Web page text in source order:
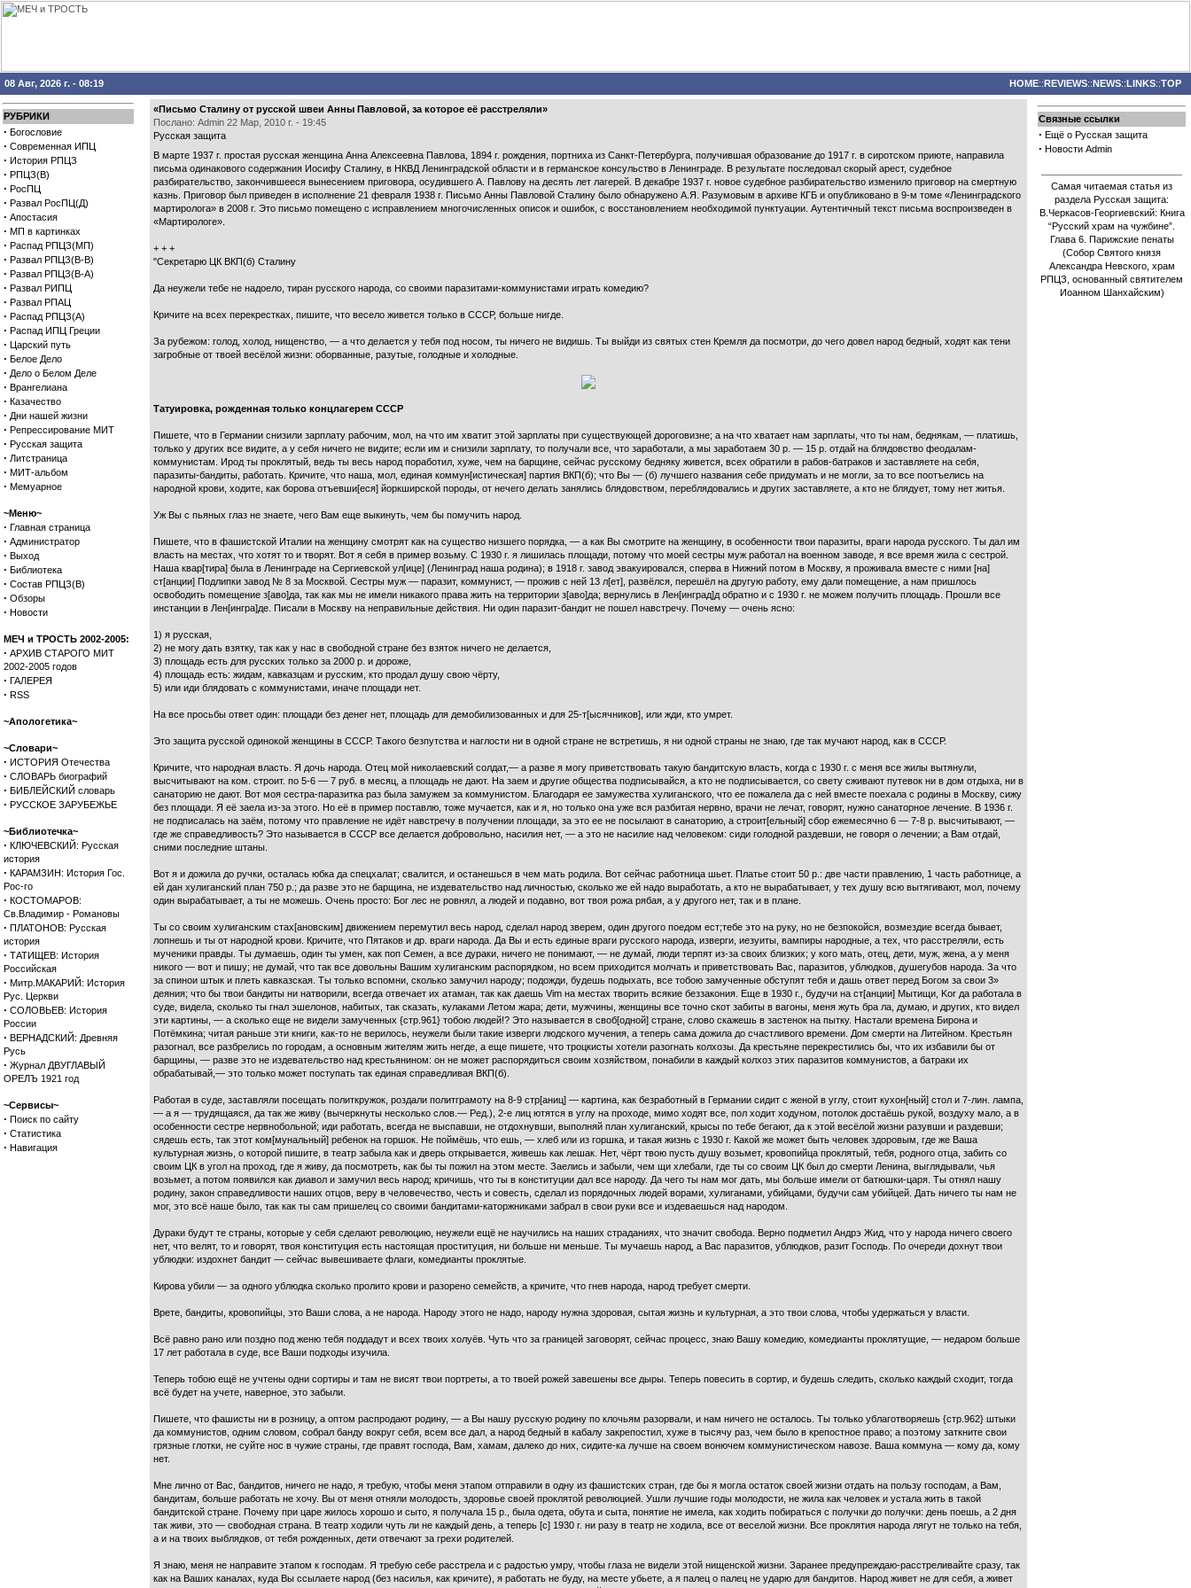
08 Авг, 2026 г. - 08:19 HOME::REVIEWS::NEWS::LINKS::TOP
РУБРИКИ
· Богословие
· Современная ИПЦ
· История РПЦЗ
· РПЦЗ(В)
· РосПЦ
· Развал РосПЦ(Д)
· Апостасия
· МП в картинках
· Распад РПЦЗ(МП)
· Развал РПЦЗ(В-В)
· Развал РПЦЗ(В-А)
· Развал РИПЦ
· Развал РПАЦ
· Распад РПЦЗ(А)
· Распад ИПЦ Греции
· Царский путь
· Белое Дело
· Дело о Белом Деле
· Врангелиана
· Казачество
· Дни нашей жизни
· Репрессирование МИТ
· Русская защита
· Литстраница
· МИТ-альбом
· Мемуарное
~Меню~
· Главная страница
· Администратор
· Выход
· Библиотека
· Состав РПЦЗ(В)
· Обзоры
· Новости
МЕЧ и ТРОСТЬ 2002-2005:
· АРХИВ СТАРОГО МИТ
2002-2005 годов
· ГАЛЕРЕЯ
· RSS
~Апологетика~
~Словари~
· ИСТОРИЯ Отечества
· СЛОВАРЬ биографий
· БИБЛЕЙСКИЙ словарь
· РУССКОЕ ЗАРУБЕЖЬЕ
~Библиотечка~
· КЛЮЧЕВСКИЙ: Русская
история
· КАРАМЗИН: История Гос.
Рос-го
· КОСТОМАРОВ:
Св.Владимир - Романовы
· ПЛАТОНОВ: Русская
история
· ТАТИЩЕВ: История
Российская
· Митр.МАКАРИЙ: История
Рус. Церкви
· СОЛОВЬЕВ: История
России
· ВЕРНАДСКИЙ: Древняя
Русь
· Журнал ДВУГЛАВЫЙ
ОРЕЛЪ 1921 год
~Сервисы~
· Поиск по сайту
· Статистика
· Навигация
«Письмо Сталину от русской швеи Анны Павловой, за которое её расстреляли»
Послано: Admin 22 Мар, 2010 г. - 19:45
Русская защита
В марте 1937 г. простая русская женщина Анна Алексеевна Павлова, 1894 г. рождения, портниха из Санкт-Петербурга, получившая образование до 1917 г. в сиротском приюте, направила
письма одинакового содержания Иосифу Сталину, в НКВД Ленинградской области и в германское консульство в Ленинграде. В результате последовал скорый арест, судебное
разбирательство, закончившееся вынесением приговора, осудившего А. Павлову на десять лет лагерей. В декабре 1937 г. новое судебное разбирательство изменило приговор на смертную
казнь. Приговор был приведен в исполнение 21 февраля 1938 г. Письмо Анны Павловой Сталину было обнаружено А.Я. Разумовым в архиве КГБ и опубликовано в 9-м томе «Ленинградского
мартиролога» в 2008 г. Это письмо помещено с исправлением многочисленных описок и ошибок, с восстановлением необходимой пунктуации. Аутентичный текст письма воспроизведен в
«Мартирологе».
+ + +
"Секретарю ЦК ВКП(б) Сталину
Да неужели тебе не надоело, тиран русского народа, со своими паразитами-коммунистами играть комедию?
Кричите на всех перекрестках, пишите, что весело живется только в СССР, больше нигде.
За рубежом: голод, холод, нищенство, — а что делается у тебя под носом, ты ничего не видишь. Ты выйди из святых стен Кремля да посмотри, до чего довел народ бедный, ходят как тени
загробные от твоей весёлой жизни: оборванные, разутые, голодные и холодные.
Татуировка, рожденная только концлагерем СССР
Пишете, что в Германии снизили зарплату рабочим, мол, на что им хватит этой зарплаты при существующей дороговизне; а на что хватает нам зарплаты, что ты нам, беднякам, — платишь,
только у других все видите, а у себя ничего не видите; если им и снизили зарплату, то получали все, что заработали, а мы заработаем 30 р. — 15 р. отдай на блядовство феодалам-
коммунистам. Ирод ты проклятый, ведь ты весь народ поработил, хуже, чем на барщине, сейчас русскому бедняку живется, всех обратили в рабов-батраков и заставляете на себя,
паразиты-бандиты, работать. Кричите, что наша, мол, единая коммун[истическая] партия ВКП(б); что Вы — (б) лучшего названия себе придумать и не могли, за то все поотъелись на
народной крови, ходите, как борова отъевши[еся] йоркширской породы, от нечего делать занялись блядовством, переблядовались и других заставляете, а кто не блядует, тому нет житья.
Уж Вы с пьяных глаз не знаете, чего Вам еще выкинуть, чем бы помучить народ.
Пишете, что в фашистской Италии на женщину смотрят как на существо низшего порядка, — а как Вы смотрите на женщину, в особенности твои паразиты, враги народа русского. Ты дал им
власть на местах, что хотят то и творят. Вот я себя в пример возьму. С 1930 г. я лишилась площади, потому что моей сестры муж работал на военном заводе, я все время жила с сестрой.
Наша квар[тира] была в Ленинграде на Сергиевской ул[ице] (Ленинград наша родина); в 1918 г. завод эвакуировался, сперва в Нижний потом в Москву, я проживала вместе с ними [на]
ст[анции] Подлипки завод № 8 за Москвой. Сестры муж — паразит, коммунист, — прожив с ней 13 л[ет], развёлся, перешёл на другую работу, ему дали помещение, а нам пришлось
освободить помещение з[аво]да, так как мы не имели никакого права жить на территории з[аво]да; вернулись в Лен[инград]д обратно и с 1930 г. не можем получить площадь. Прошли все
инстанции в Лен[ингра]де. Писали в Москву на неправильные действия. Ни один паразит-бандит не пошел навстречу. Почему — очень ясно:
1) я русская,
2) не могу дать взятку, так как у нас в свободной стране без взяток ничего не делается,
3) площадь есть для русских только за 2000 р. и дороже,
4) площадь есть: жидам, кавказцам и русским, кто продал душу свою чёрту,
5) или иди блядовать с коммунистами, иначе площади нет.
На все просьбы ответ один: площади без денег нет, площадь для демобилизованных и для 25-т[ысячников], или жди, кто умрет.
Это защита русской одинокой женщины в СССР. Такого безпутства и наглости ни в одной стране не встретишь, я ни одной страны не знаю, где так мучают народ, как в СССР.
Кричите, что народная власть. Я дочь народа. Отец мой николаевский солдат,— а разве я могу приветствовать такую бандитскую власть, когда с 1930 г. с меня все жилы вытянули,
высчитывают на ком. строит. по 5-6 — 7 руб. в месяц, а площадь не дают. На заем и другие общества подписывайся, а кто не подписывается, со свету сживают путевок ни в дом отдыха, ни в
санаторию не дают. Вот моя сестра-паразитка раз была замужем за коммунистом. Благодаря ее замужества хулиганского, что ее пожалела да с ней вместе поехала с родины в Москву, сижу
без площади. Я её заела из-за этого. Но её в пример поставлю, тоже мучается, как и я, но только она уже вся разбитая нервно, врачи не лечат, говорят, нужно санаторное лечение. В 1936 г.
не подписалась на заём, потому что правление не идёт навстречу в получении площади, за это ее не посылают в санаторию, а строит[ельный] сбор ежемесячно 6 — 7-8 р. высчитывают, —
где же справедливость? Это называется в СССР все делается добровольно, насилия нет, — а это не насилие над человеком: сиди голодной раздевши, не говоря о лечении; а Вам отдай,
сними последние штаны.
Вот я и дожила до ручки, осталась юбка да спецхалат; свалится, и останешься в чем мать родила. Вот сейчас работница шьет. Платье стоит 50 р.: две части правлению, 1 часть работнице, а
ей дан хулиганский план 750 р.; да разве это не барщина, не издевательство над личностью, сколько же ей надо выработать, а кто не вырабатывает, у тех душу всю вытягивают, мол, почему
один вырабатывает, а ты не можешь. Очень просто: Бог лес не ровнял, а людей и подавно, вот твоя рожа рябая, а у другого нет, так и в плане.
Ты со своим хулиганским стах[ановским] движением перемутил весь народ, сделал народ зверем, один другого поедом ест;тебе это на руку, но не безпокойся, возмездие всегда бывает,
лопнешь и ты от народной крови. Кричите, что Пятаков и др. враги народа. Да Вы и есть единые враги русского народа, изверги, иезуиты, вампиры народные, а тех, что расстреляли, есть
мученики правды. Ты думаешь, один ты умен, как поп Семен, а все дураки, ничего не понимают, — не думай, люди терпят из-за своих близких; у кого мать, отец, дети, муж, жена, а у меня
никого — вот и пишу; не думай, что так все довольны Вашим хулиганским распорядком, но всем приходится молчать и приветствовать Вас, паразитов, ублюдков, душегубов народа. За что
за спинои штык и плеть кавказская. Ты только вспомни, сколько замучил народу; подожди, будешь подыхать, все тобою замученные обступят тебя и дашь ответ перед Богом за свои 3»
деяния; что бы твои бандиты ни натворили, всегда отвечает их атаман, так как даешь Vim на местах творить всякие беззакония. Еще в 1930 г., будучи на ст[анции] Мытищи, Kor да работала в
суде, видела, сколько ты гнал эшелонов, набитых, так сказать, кулаками Летом жара; дети, мужчины, женщины все точно скот забиты в вагоны, меня жуть бра ла, думаю, и других, кто видел
эти картины, — а сколько еще не видели замученных {стр.961} тобою людей!? Это называется в своб[одной] стране, слово скажешь в застенок на пытку. Настали времена Бирона и
Потёмкина; читая раньше эти книги, как-то не верилось, неужели были такие изверги людского мучения, а теперь сама дожила до счастливого времени. Дом смерти на Литейном. Крестьян
разогнал, все разбрелись по городам, а основным жителям жить негде, а еще пишете, что троцкисты хотели разогнать колхозы. Да крестьяне перекрестились бы, что их избавили бы от
барщины, — разве это не издевательство над крестьянином: он не может распорядиться своим хозяйством, понабили в каждый колхоз этих паразитов коммунистов, а батраки их
обрабатывай,— это только может поступать так единая справедливая ВКП(б).
Работая в суде, заставляли посещать политкружок, роздали политграмоту на 8-9 стр[аниц] — картина, как безработный в Германии сидит с женой в углу, стоит кухон[ный] стол и 7-лин. лампа,
— а я — трудящаяся, да так же живу (вычеркнуты несколько слов.— Ред.), 2-е лиц ютятся в углу на проходе, мимо ходят все, пол ходит ходуном, потолок достаёшь рукой, воздуху мало, а в
особенности сестре нервнобольной; иди работать, всегда не выспавши, не отдохнувши, выполняй план хулиганский, крысы по тебе бегают, да к этой весёлой жизни разувши и раздевши;
сядешь есть, так этот ком[мунальный] ребенок на горшок. Не поймёшь, что ешь, — хлеб или из горшка, и такая жизнь с 1930 г. Какой же может быть человек здоровым, где же Ваша
культурная жизнь, о которой пишите, в театр забыла как и дверь открывается, живешь как лешак. Нет, чёрт твою пусть душу возьмет, кровопийца проклятый, тебя, родного отца, забить со
своим ЦК в угол на проход, где я живу, да посмотреть, как бы ты пожил на этом месте. Заелись и забыли, чем щи хлебали, где ты со своим ЦК был до смерти Ленина, выглядывали, чья
возьмет, а потом появился как диавол и замучил весь народ; кричишь, что ты в конституции дал все народу. Да чего ты нам мог дать, мы больше имели от батюшки-царя. Ты отнял нашу
родину, закон справедливости наших отцов, веру в человечество, честь и совесть, сделал из порядочных людей ворами, хулиганами, убийцами, будучи сам убийцей. Дать ничего ты нам не
мог, это всё наше было, так как ты сам пришелец со своими бандитами-каторжниками забрал в свои руки все и издеваешься над народом.
Дураки будут те страны, которые у себя сделают революцию, неужели ещё не научились на наших страданиях, что значит свобода. Верно подметил Андрэ Жид, что у народа ничего своего
нет, что велят, то и говорят, твоя конституция есть настоящая проституция, ни больше ни меньше. Ты мучаешь народ, а Вас паразитов, ублюдков, разит Господь. По очереди дохнут твои
ублюдки: издохнет бандит — сейчас вывешиваете флаги, комедианты проклятые.
Кирова убили — за одного ублюдка сколько пролито крови и разорено семейств, а кричите, что гнев народа, народ требует смерти.
Врете, бандиты, кровопийцы, это Ваши слова, а не народа. Народу этого не надо, народу нужна здоровая, сытая жизнь и культурная, а это твои слова, чтобы удержаться у власти.
Всё равно рано или поздно под женю тебя поддадут и всех твоих холуёв. Чуть что за границей заговорят, сейчас процесс, знаю Вашу комедию, комедианты проклятущие, — недаром больше
17 лет работала в суде, все Ваши подходы изучила.
Теперь тобою ещё не учтены одни сортиры и там не висят твои портреты, а то твоей рожей завешены все дыры. Теперь повесить в сортир, и будешь следить, сколько каждый сходит, тогда
всё будет на учете, наверное, это забыли.
Пишете, что фашисты ни в розницу, а оптом распродают родину, — а Вы нашу русскую родину по клочьям разорвали, и нам ничего не осталось. Ты только ублаготворяешь {стр.962} штыки
да коммунистов, одним словом, собрал банду вокруг себя, всем все дал, а народ бедный в кабалу закрепостил, хуже в тысячу раз, чем было в крепостное право; а поэтому заткните свои
грязные глотки, не суйте нос в чужие страны, где правят господа, Вам, хамам, далеко до них, сидите-ка лучше на своем вонючем коммунистическом навозе. Ваша коммуна — кому да, кому
нет.
Мне лично от Вас, бандитов, ничего не надо, я требую, чтобы меня этапом отправили в одну из фашистских стран, где бы я могла остаток своей жизни отдать на пользу господам, а Вам,
бандитам, больше работать не хочу. Вы от меня отняли молодость, здоровье своей проклятой революцией. Ушли лучшие годы молодости, не жила как человек и устала жить в такой
бандитской стране. Почему при царе жилось хорошо и сыто, я получала 15 р., была одета, обута и сыта, понятие не имела, как ходить побираться с получки до получки: день поешь, а 2 дня
так живи, это — свободная страна. В театр ходили чуть ли не каждый день, а теперь [с] 1930 г. ни разу в театр не ходила, все от веселой жизни. Все проклятия народа лягут не только на тебя,
а и на твоих выблядков, от тебя рожденных, дети отвечают за грехи родителей.
Я знаю, меня не направите этапом к господам. Я требую себе расстрела и с радостью умру, чтобы глаза не видели этой нищенской жизни. Заранее предупреждаю-расстреливайте сразу, так
как на Ваших каналах, куда Вы ссылаете народ (без насилья, как кричите), я работать не буду, на месте убьете, а я палец о палец не ударю для бандитов. Народ живет не для себя, а живет
Связные ссылки
· Ещё о Русская защита
· Новости Admin
Самая читаемая статья из
раздела Русская защита:
В.Черкасов-Георгиевский: Книга
“Русский храм на чужбине”.
Глава 6. Парижские пенаты
(Собор Святого князя
Александра Невского, храм
РПЦЗ, основанный святителем
Иоанном Шанхайским)